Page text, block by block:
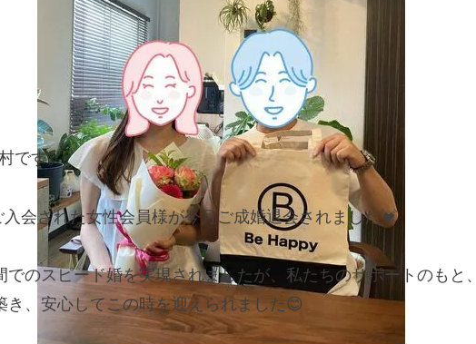
です。
会された女性会員様が今月ご成婚退会されました💓
でのスピード婚を実現されましたが、私たちのサポートのもと
き、安心してこの時を迎えられました😊